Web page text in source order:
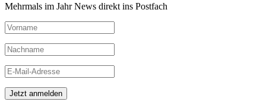
Mehrmals im Jahr News direkt ins Postfach
Jetzt anmelden